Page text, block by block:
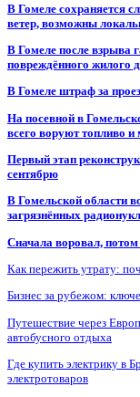
В Гомеле сохраняется
ветер, возможны
В Гомеле после взрыва
повреждённого жилого
В Гомеле штраф за
На посевной в
всего воруют топливо
Первый этап
сентябрю
В Гомельской области
загрязнённых
Сначала воровал,
Как пережить утрату:
Бизнес за рубежом:
Путешествие через
автобусного отдыха
Где купить электрику в
электротоваров